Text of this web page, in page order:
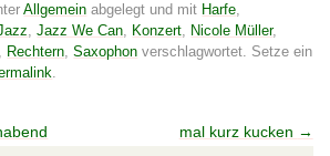
Allgemein abgelegt und mit Harfe,
,Jazz We Can, Konzert, Nicole Müller,
, Rechtern,Saxophon verschlagwortet. Setze ein
.
mal kurz kucken →